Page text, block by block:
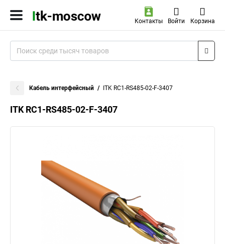
Контакты Войти Корзина
Кабель интерфейсный ITK RC1-RS485-02-F-3407
ITK RC1-RS485-02-F-3407